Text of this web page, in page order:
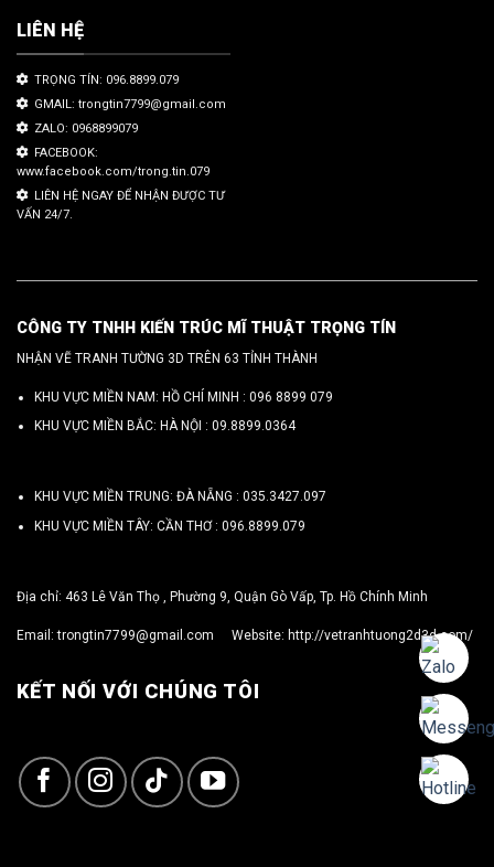
LIÊN HỆ
TRỌNG TÍN: 096.8899.079
GMAIL: trongtin7799@gmail.com
ZALO: 0968899079
FACEBOOK:
www.facebook.com/trong.tin.079
LIÊN HỆ NGAY ĐỂ NHẬN ĐƯỢC TƯ
VẤN 24/7.
CÔNG TY TNHH KIẾN TRÚC MĨ THUẬT TRỌNG TÍN
NHẬN VẼ TRANH TƯỜNG 3D TRÊN 63 TỈNH THÀNH
KHU VỰC MIỀN NAM: HỒ CHÍ MINH : 096 8899 079
KHU VỰC MIỀN BẮC: HÀ NỘI : 09.8899.0364
KHU VỰC MIỀN TRUNG: ĐÀ NẴNG : 035.3427.097
KHU VỰC MIỀN TÂY: CẦN THƠ : 096.8899.079
Địa chỉ: 463 Lê Văn Thọ , Phường 9, Quận Gò Vấp, Tp. Hồ Chính Minh
Email:trongtin7799@gmail.com Website: http://vetranhtuong2d3d.com/
KẾT NỐI VỚI CHÚNG TÔI